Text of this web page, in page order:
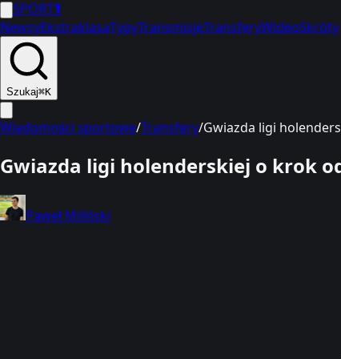
SPORT1
NewsyEkstraklasaTypyTransmisjeTransferyWideoSkróty
Szukaj⌘K
Wiadomości sportowe/Transfery/Gwiazda ligi
Gwiazda ligi holenderskiej o krok
Paweł Miliński